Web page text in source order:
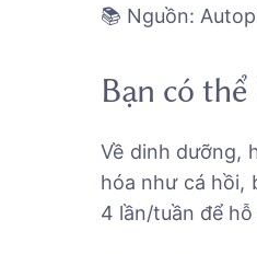
📚 Nguồn:
Bạn có
Về dinh dưỡng,
hóa như cá hồi,
4 lần/tuần để